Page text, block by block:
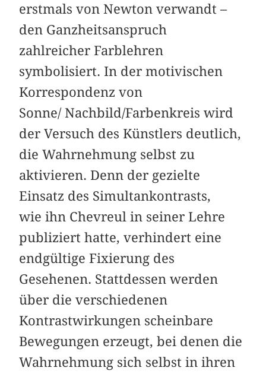
erstmals von Newton verwandt –
den Ganzheitsanspruch
zahlreicher Farblehren
symbolisiert. In der motivischen
Korrespondenz von
Sonne/ Nachbild/Farbenkreis wird
der Versuch des Künstlers deutlich,
die Wahrnehmung selbst zu
aktivieren. Denn der gezielte
Einsatz des Simultankontrasts,
wie ihn Chevreul in seiner Lehre
publiziert hatte, verhindert eine
endgültige Fixierung des
Gesehenen. Stattdessen werden
über die verschiedenen
Kontrastwirkungen scheinbare
Bewegungen erzeugt, bei denen die
Wahrnehmung sich selbst in ihren